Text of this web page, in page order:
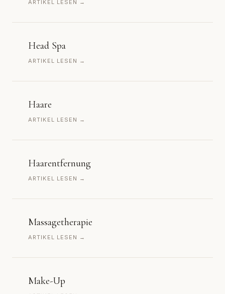
ARTIKEL LESEN →
Head Spa
ARTIKEL LESEN →
Haare
ARTIKEL LESEN →
Haarentfernung
ARTIKEL LESEN →
Massagetherapie
ARTIKEL LESEN →
Make-Up